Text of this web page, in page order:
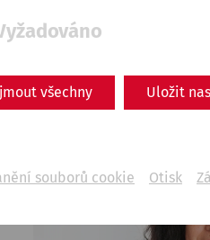
všechny Uložit
souborů cookie Otisk